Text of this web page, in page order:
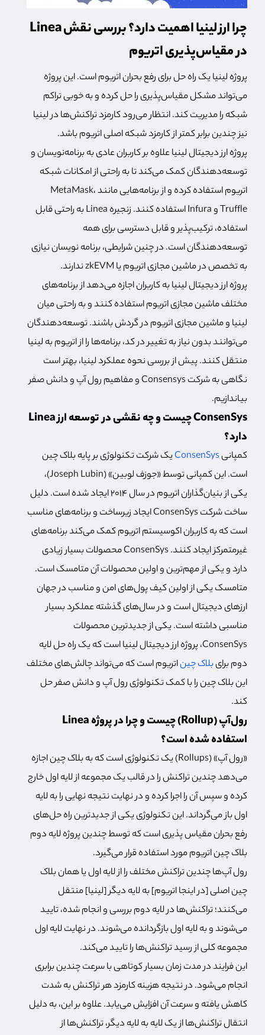
چرا ارز لینیا اهمیت دارد؟ بررسی نقش Linea
در مقیاس‌پذیری اتریوم
پروژه لینیا یک راه حل برای رفع بحران اتریوم است. این پروژه
می‌تواند مشکل مقیاس‌پذیری را حل کرده و به خوبی تراکم
شبکه را مدیریت کند. انتظار می‌رود کارمزد تراکنش‌ها در لینیا
نیز چندین برابر کمتر از کارمزد شبکه اصلی اتریوم باشد.
پروژه ارز دیجیتال لینیا علاوه بر کاربران عادی به برنامه‌نویسان و
توسعه‌دهندگان کمک می‌کند تا به راحتی از امکانات شبکه
اتریوم استفاده کرده و از برنامه‌هایی مانند MetaMask،
Truffle و Infura استفاده کنند.
زنجیره Linea به راحتی قابل
استفاده، ترکیب‌پذیر و قابل دسترسی برای همه
توسعه‌دهندگان است. در چنین شرایطی، برنامه نویسان نیازی
به تخصص در ماشین مجازی اتریوم یا zkEVM ندارند.
پروژه ارز دیجیتال لینیا به کاربران اجازه می‌دهد از برنامه‌های
مختلف ماشین مجازی اتریوم استفاده کنند و به راحتی میان
لینیا و ماشین مجازی اتریوم در گردش باشند. توسعه‌دهندگان
می‌توانند بدون نیاز به تغییر در کد، برنامه‌ها را از اتریوم به لینیا
منتقل کنند. پیش از بررسی نحوه عملکرد لینیا، بهتر است
نگاهی به شرکت Consensys و مفاهیم رول آپ و دانش صفر
بیاندازیم.
ConsenSys چیست و چه نقشی در توسعه ارز Linea
دارد؟
کمپانیConsenSysیک شرکت تکنولوژی بر پایه بلاک چین
است. این کمپانی توسط «جوزف لوبین» (Joseph Lubin)،
یکی از بنیان‌گذاران اتریوم در سال ۲۰۱۴ ایجاد شده است. دلیل
ساخت شرکت ConsenSys ایجاد زیرساخت و برنامه‌های مناسب
است که به کاربران اکوسیستم اتریوم کمک می‌کند برنامه‌های
غیرمتمرکز ایجاد کنند. ConsenSys محصولات بسیار زیادی
دارد و یکی از مهم‌ترین و اولین محصولات آن متامسک است.
متامسک یکی از اولین کیف پول‌های امن و مناسب در جهان
ارزهای دیجیتال است و در سال‌های گذشته عملکرد بسیار
مناسبی داشته است. یکی از جدیدترین محصولات
ConsenSys، پروژه ارز دیجیتال لینیا است که یک راه حل لایه
دوم برایبلاک چیناتریوم است که می‌تواند چالش‌های مختلف
این بلاک چین را با کمک تکنولوژی رول آپ و دانش صفر حل
کند.
رول‌آپ (Rollup) چیست و چرا در پروژه Linea
استفاده شده است؟
«رول آپ» (Rollups) یک تکنولوژی است که به بلاک چین اجازه
می‌دهد چندین تراکنش را در قالب یک مجموعه از لایه اول خارج
کرده و سپس آن را اجرا کرده و در نهایت نتیجه نهایی را به لایه
اول باز می‌گرداند. این تکنولوژی یکی از جدیدترین راه حل‌های
رفع بحران مقیاس پذیری است که توسط چندین پروژه لایه دوم
بلاک چین اتریوم مورد استفاده قرار می‌گیرد.
رول آپ‌ها چندین تراکنش مختلف را از لایه اول یا همان بلاک
چین اصلی [در اینجا اتریوم] به لایه دیگر [لینیا] منتقل
می‌کنند؛ تراکنش‌ها در لایه دوم بررسی و انجام شده، تایید
می‌شوند و به لایه اول بازگردانده می‌شوند. در نهایت لایه اول
مجموعه کلی از رسید تراکنش‌ها را تایید می‌کند.
این فرایند در مدت زمان بسیار کوتاهی با سرعت چندین برابری
انجام می‌شود. در نتیجه هزینه کارمزد هر تراکنش به شدت
کاهش یافته و سرعت آن افزایش می‌یابد. علاوه بر این، به دلیل
انتقال تراکنش‌ها از یک لایه به لایه دیگر، تراکنش‌ها از